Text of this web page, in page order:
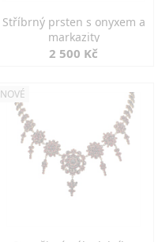
Stříbrný prsten s onyxem a
markazity
2 500 Kč
NOVÉ